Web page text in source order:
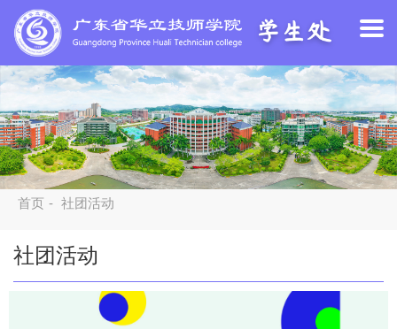
学校主页 江门校区
教务系统
VR全景校园
首页 社团活动 学生风采
首页 - 社团活动
社团活动